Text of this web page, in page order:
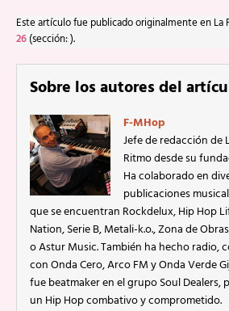
Este artículo fue publicado originalmente en La
26 (sección: ).
Sobre los autores del
F-MHop
Jefe de redacción de
Ritmo desde su
Ha colaborado en
publicaciones
que se encuentran Rockdelux, Hip Hop
Nation, Serie B, Metali-k.o., Zona de
o Astur Music. También ha hecho radio,
con Onda Cero, Arco FM y Onda Verde
fue beatmaker en el grupo Soul Dealers,
un Hip Hop combativo y comprometido.